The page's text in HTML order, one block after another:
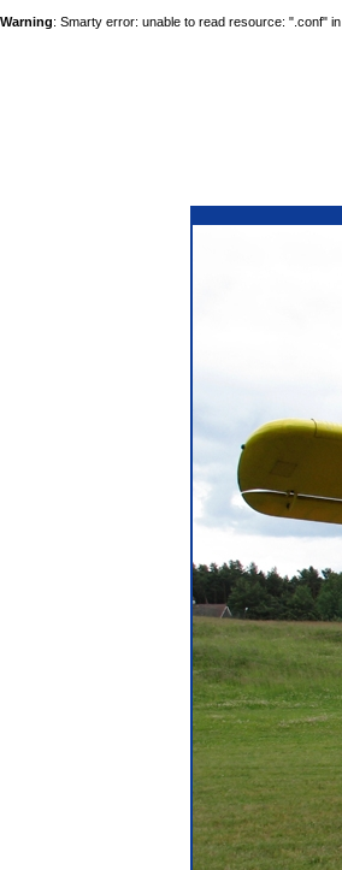
Warning: Smarty error: unable to read resource: ".conf" in